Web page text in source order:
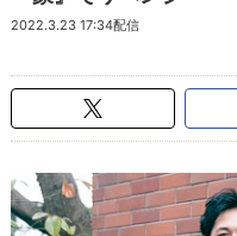
2022.3.23 17:34配信